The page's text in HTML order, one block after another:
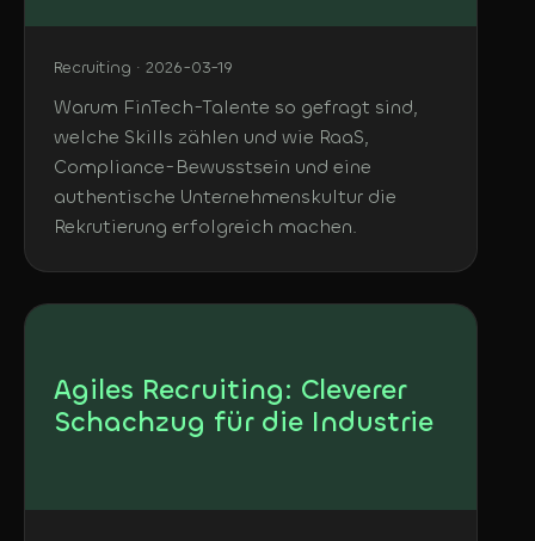
Recruiting · 2026-03-19
Warum FinTech-Talente so gefragt sind,
welche Skills zählen und wie RaaS,
Compliance-Bewusstsein und eine
authentische Unternehmenskultur die
Rekrutierung erfolgreich machen.
Agiles Recruiting: Cleverer
Schachzug für die Industrie